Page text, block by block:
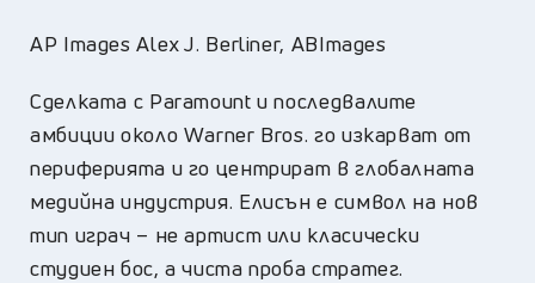
AP Images Alex J. Berliner, ABImages
Сделката с Paramount и последвалите
амбиции около Warner Bros. го изкарват от
периферията и го центрират в глобалната
медийна индустрия. Елисън е символ на нов
тип играч – не артист или класически
студиен бос, а чиста проба стратег.